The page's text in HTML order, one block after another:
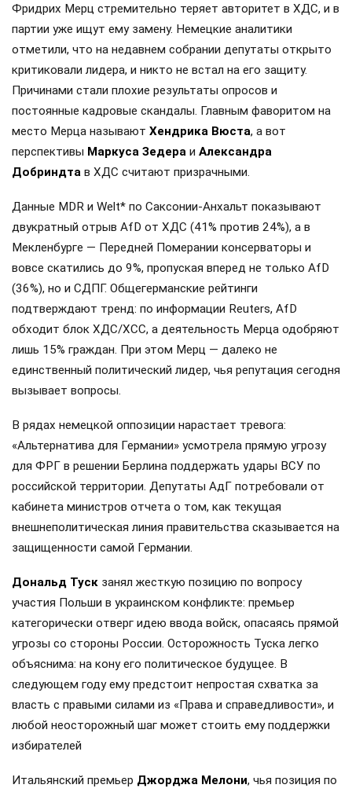
Фридрих Мерц стремительно теряет авторитет в ХДС, и в
партии уже ищут ему замену. Немецкие аналитики
отметили, что на недавнем собрании депутаты открыто
критиковали лидера, и никто не встал на его защиту.
Причинами стали плохие результаты опросов и
постоянные кадровые скандалы. Главным фаворитом на
место Мерца называют Хендрика Вюста, а вот
перспективы Маркуса Зедера и Александра
Добриндта в ХДС считают призрачными.
Данные MDR и Welt* по Саксонии-Анхальт показывают
двукратный отрыв AfD от ХДС (41% против 24%), а в
Мекленбурге — Передней Померании консерваторы и
вовсе скатились до 9%, пропуская вперед не только AfD
(36%), но и СДПГ. Общегерманские рейтинги
подтверждают тренд: по информации Reuters, AfD
обходит блок ХДС/ХСС, а деятельность Мерца одобряют
лишь 15% граждан. При этом Мерц — далеко не
единственный политический лидер, чья репутация сегодня
вызывает вопросы.
В рядах немецкой оппозиции нарастает тревога:
«Альтернатива для Германии» усмотрела прямую угрозу
для ФРГ в решении Берлина поддержать удары ВСУ по
российской территории. Депутаты АдГ потребовали от
кабинета министров отчета о том, как текущая
внешнеполитическая линия правительства сказывается на
защищенности самой Германии.
Дональд Туск занял жесткую позицию по вопросу
участия Польши в украинском конфликте: премьер
категорически отверг идею ввода войск, опасаясь прямой
угрозы со стороны России. Осторожность Туска легко
объяснима: на кону его политическое будущее. В
следующем году ему предстоит непростая схватка за
власть с правыми силами из «Права и справедливости», и
любой неосторожный шаг может стоить ему поддержки
избирателей
Итальянский премьер Джорджа Мелони, чья позиция по